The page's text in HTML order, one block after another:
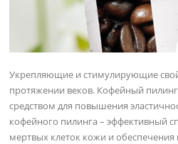
Укрепляющие и стимулирующие
протяжении веков. Кофейный пилинг
средством для повышения
кофейного пилинга – эффективный
мертвых клеток кожи и